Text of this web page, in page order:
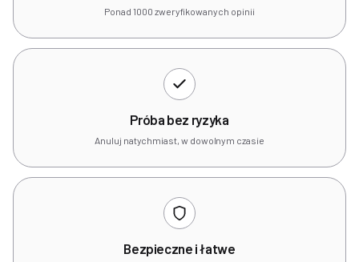
Ponad 1000 zweryfikowanych opinii
Próba bez ryzyka
Anuluj natychmiast, w dowolnym czasie
Bezpieczne i łatwe